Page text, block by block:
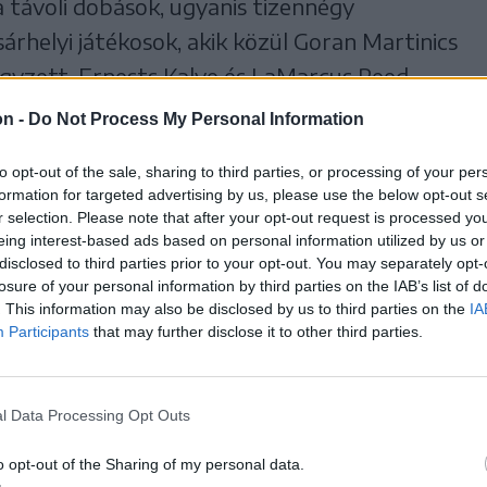
- Do Not Process My Personal Information
opt-out of the sale, sharing to third parties, or processing of your
for targeted advertising by us, please use the below opt-out
selection. Please note that after your opt-out request is processed
interest-based ads based on personal information utilized by us
to third parties prior to your opt-out. You may separately
of your personal information by third parties on the IAB’s list of
This information may also be disclosed by us to third parties on the
Participants that may further disclose it to other third parties.
Data Processing Opt Outs
opt-out of the Sharing of my personal data.
dobások, ugyanis tizennégy
játékosok, akik közül Goran Martinics
Ernests Kalve és LaMarcus Reed
pedig 14 ponttal fejezte be a
megerősítette első helyét az alsóházi
a rájátszásba jutáshoz. A következő
a Galaci Phoenix – amely az alsóház
Dinamóval találkozik – pályáján
12-én, vasárnap 20 órától rendezik.
középszakasz, alsóház, 1.
néző:
Craiova 85–77 (18–24, 17–13, 26–18, 24–